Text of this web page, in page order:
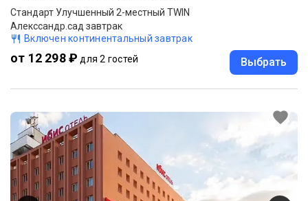
Стандарт Улучшенный 2-местный TWIN
Алекссандр.сад завтрак
Включен континентальный завтрак
от 12 298 ₽ для 2 гостей Выбрать